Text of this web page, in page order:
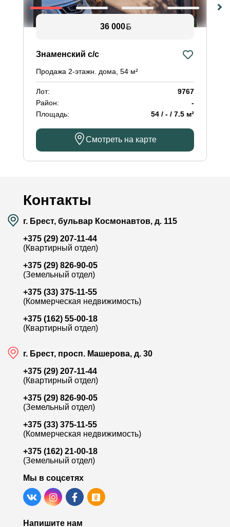
36 000
Знаменский с/с
Продажа 2-этажн. дома, 54 м²
Лот:
9767
Район:
-
Площадь:
54 / - / 7.5 м²
Смотреть на карте
Контакты
г. Брест, бульвар Космонавтов, д. 115
+375 (29) 207-11-44
(Квартирный отдел)
+375 (29) 826-90-05
(Земельный отдел)
+375 (33) 375-11-55
(Коммерческая недвижимость)
+375 (162) 55-00-18
(Квартирный отдел)
г. Брест, просп. Машерова, д. 30
+375 (29) 207-11-44
(Квартирный отдел)
+375 (29) 826-90-05
(Земельный отдел)
+375 (33) 375-11-55
(Коммерческая недвижимость)
+375 (162) 21-00-18
(Земельный отдел)
Мы в соцсетях
Напишите нам